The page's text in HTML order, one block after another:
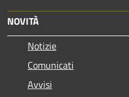
NOVITÀ
Notizie
Comunicati
Avvisi